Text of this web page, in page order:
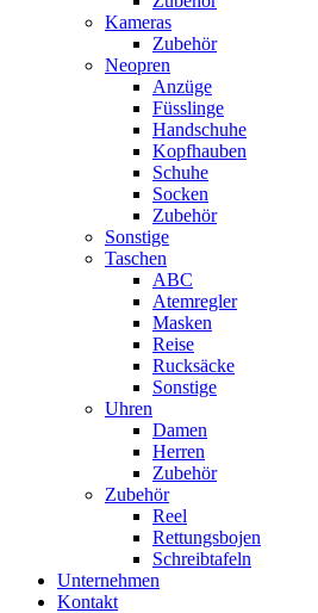
Kameras
Zubehör
Neopren
Anzüge
Füsslinge
Handschuhe
Kopfhauben
Schuhe
Socken
Zubehör
Sonstige
Taschen
ABC
Atemregler
Masken
Reise
Rucksäcke
Sonstige
Uhren
Damen
Herren
Zubehör
Zubehör
Reel
Rettungsbojen
Schreibtafeln
Unternehmen
Kontakt